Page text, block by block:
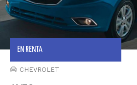
EN RENTA
CHEVROLET